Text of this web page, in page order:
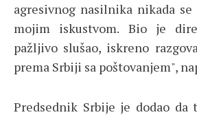
agresivnog nasilnika nikada
mojim iskustvom. Bio je
pažljivo slušao, iskreno
prema Srbiji sa poštovanjem",
Predsednik Srbije je dodao da